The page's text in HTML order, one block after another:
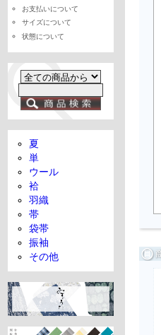
お支払いについて
サイズについて
状態について
夏
単
ウール
袷
羽織
帯
袋帯
振袖
その他